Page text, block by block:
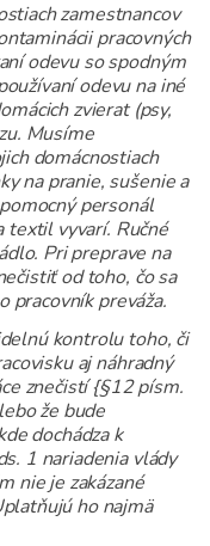
zamestnancov
pracovných
odevu so spodným
odevu na iné
zvierat (psy,
Musíme
domácnostiach
na pranie, sušenie a
personál
textil vyvarí. Ručné
Pri preprave na
od toho, čo sa
pracovník preváža.
kontrolu toho, či
aj náhradný
znečistí {§12 písm.
že bude
dochádza k
1 nariadenia vlády
nie je zakázané
ho najmä